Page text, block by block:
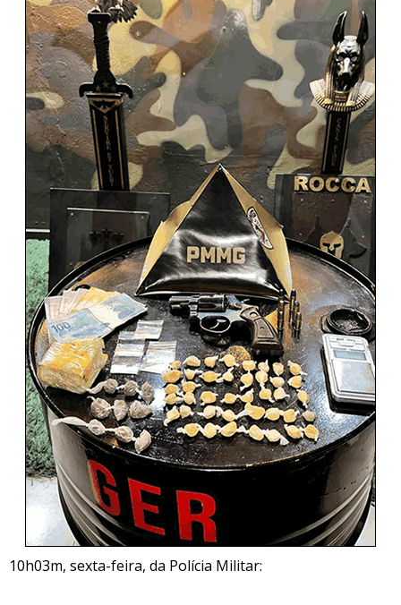
10h03m, sexta-feira, da Polícia Militar: